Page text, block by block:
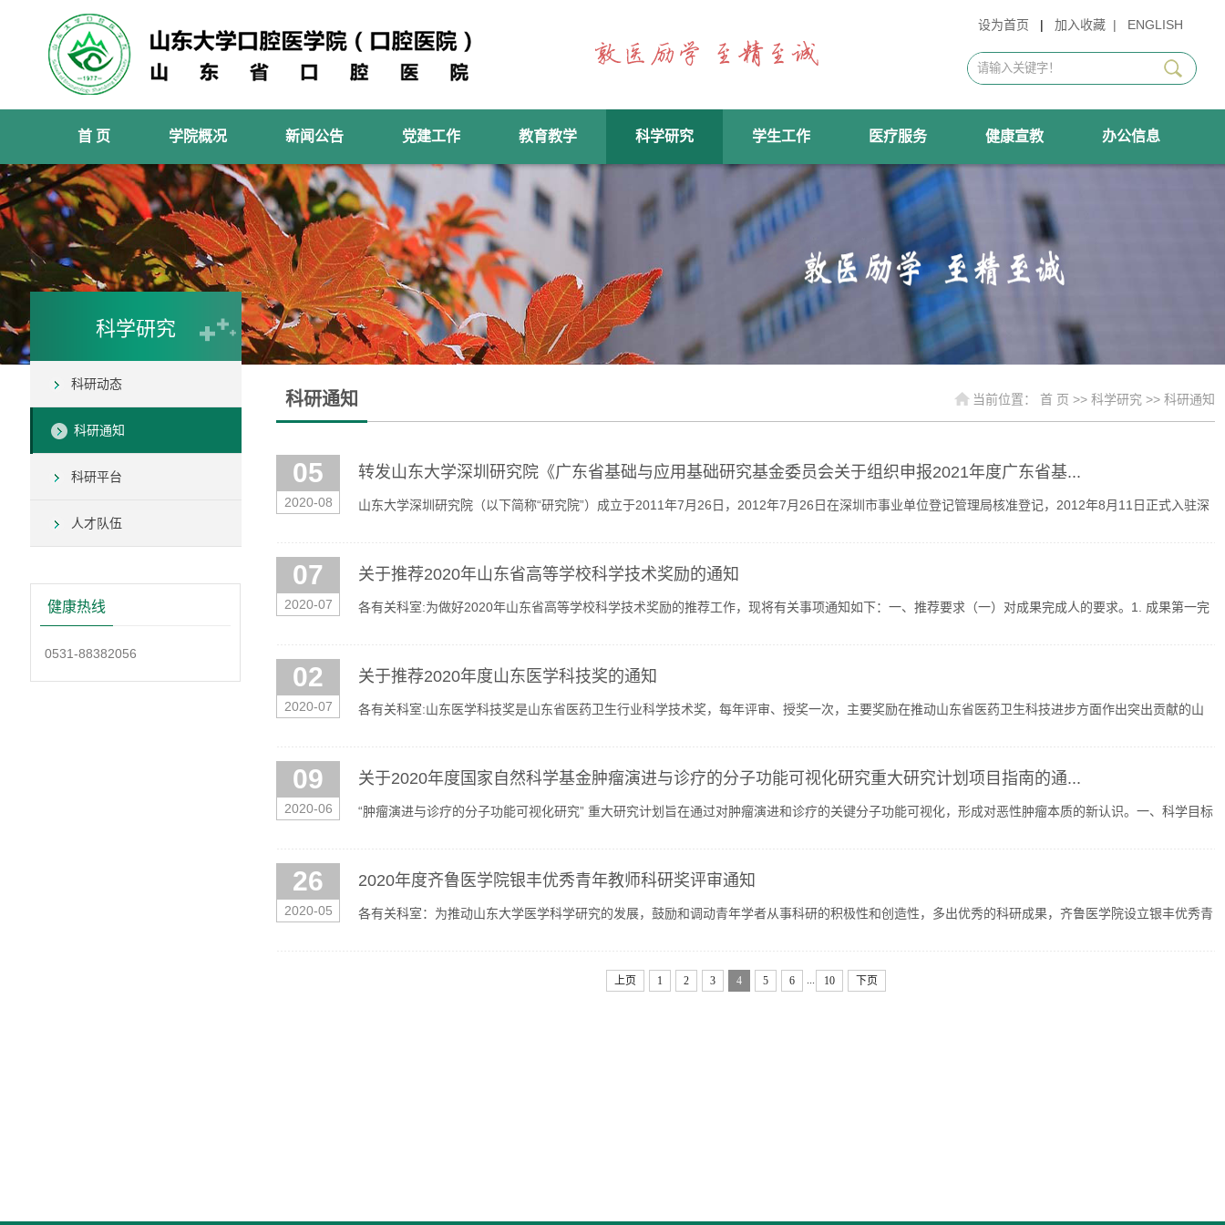
设为首页 | 加入收藏 | ENGLISH
首 页 学院概况 新闻公告 党建工作 教育教学 科学研究 学生工作 医疗服务 健康宣教 办公信息
科学研究
科研动态
科研通知
科研平台
人才队伍
健康热线
0531-88382056
科研通知 当前位置： 首 页 >> 科学研究 >> 科研通知
05
2020-08
转发山东大学深圳研究院《广东省基础与应用基础研究基金委员会关于组织申报2021年度广东省基...
山东大学深圳研究院（以下简称“研究院”）成立于2011年7月26日，2012年7月26日在深圳市事业单位登记管理局核准登记，2012年8月11日正式入驻深
07
2020-07
关于推荐2020年山东省高等学校科学技术奖励的通知
各有关科室:为做好2020年山东省高等学校科学技术奖励的推荐工作，现将有关事项通知如下：一、推荐要求（一）对成果完成人的要求。1. 成果第一完
02
2020-07
关于推荐2020年度山东医学科技奖的通知
各有关科室:山东医学科技奖是山东省医药卫生行业科学技术奖，每年评审、授奖一次，主要奖励在推动山东省医药卫生科技进步方面作出突出贡献的山
09
2020-06
关于2020年度国家自然科学基金肿瘤演进与诊疗的分子功能可视化研究重大研究计划项目指南的通...
“肿瘤演进与诊疗的分子功能可视化研究” 重大研究计划旨在通过对肿瘤演进和诊疗的关键分子功能可视化，形成对恶性肿瘤本质的新认识。一、科学目标
26
2020-05
2020年度齐鲁医学院银丰优秀青年教师科研奖评审通知
各有关科室：为推动山东大学医学科学研究的发展，鼓励和调动青年学者从事科研的积极性和创造性，多出优秀的科研成果，齐鲁医学院设立银丰优秀青
上页 1 2 3 4 5 6 10 下页